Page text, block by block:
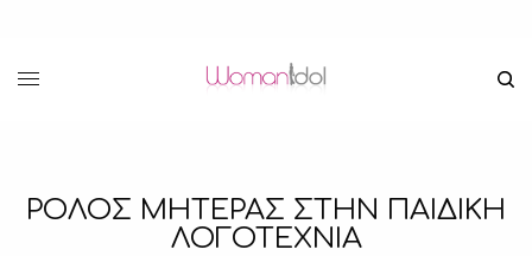
ΡΟΛΟΣ ΜΗΤΕΡΑΣ ΣΤΗΝ ΠΑΙΔΙΚΗ
ΛΟΓΟΤΕΧΝΙΑ